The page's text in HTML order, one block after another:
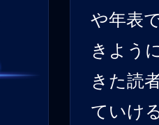
や年表
きよう
きた読
ていけ